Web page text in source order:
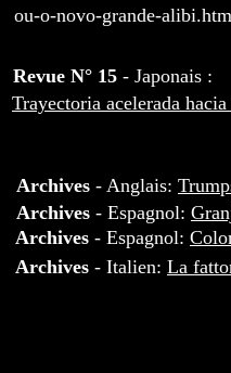
ou-o-novo-grande-
Revue N° 15 - Japonais :
Trayectoria acelerada
Archives - Anglais:
Archives - Espagnol:
Archives - Espagnol:
Archives - Italien: La